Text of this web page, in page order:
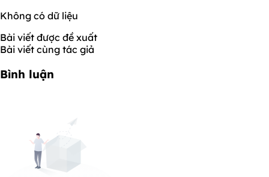
Không có dữ liệu
Bài viết được đề xuất
Bài viết cùng tác giả
Bình luận